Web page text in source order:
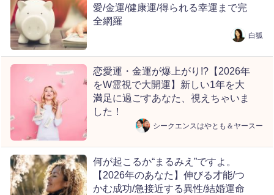
愛/金運/健康運/得られる幸運まで完
全網羅
白狐
恋愛運・金運が爆上がり!?【2026年
をW霊視で大開運】新しい1年を大
満足に過ごすあなた、視えちゃいま
した！
シークエンスはやとも＆ヤースー
何が起こるか“まるみえ”ですよ。
【2026年のあなた】伸びる才能/つ
かむ成功/急接近する異性/結婚運命